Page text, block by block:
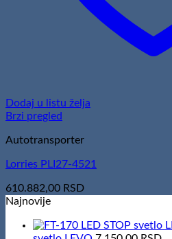
Dodaj u listu želja
Brzi pregled
Autotransporter
Lorries PLI27-4521
610.882,00 RSD
Najnovije